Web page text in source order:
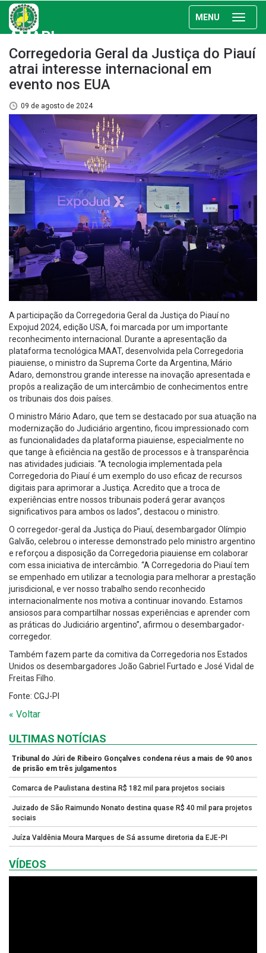
MENU
AMAPI
Corregedoria Geral da Justiça do Piauí
atrai interesse internacional em
evento nos EUA
09 de agosto de 2024
A participação da Corregedoria Geral da Justiça do Piauí no
Expojud 2024, edição USA, foi marcada por um importante
reconhecimento internacional. Durante a apresentação da
plataforma tecnológica MAAT, desenvolvida pela Corregedoria
piauiense, o ministro da Suprema Corte da Argentina, Mário
Adaro, demonstrou grande interesse na inovação apresentada e
propôs a realização de um intercâmbio de conhecimentos entre
os tribunais dos dois países.
O ministro Mário Adaro, que tem se destacado por sua atuação na
modernização do Judiciário argentino, ficou impressionado com
as funcionalidades da plataforma piauiense, especialmente no
que tange à eficiência na gestão de processos e à transparência
nas atividades judiciais. “A tecnologia implementada pela
Corregedoria do Piauí é um exemplo do uso eficaz de recursos
digitais para aprimorar a Justiça. Acredito que a troca de
experiências entre nossos tribunais poderá gerar avanços
significativos para ambos os lados”, destacou o ministro.
O corregedor-geral da Justiça do Piauí, desembargador Olímpio
Galvão, celebrou o interesse demonstrado pelo ministro argentino
e reforçou a disposição da Corregedoria piauiense em colaborar
com essa iniciativa de intercâmbio. “A Corregedoria do Piauí tem
se empenhado em utilizar a tecnologia para melhorar a prestação
jurisdicional, e ver nosso trabalho sendo reconhecido
internacionalmente nos motiva a continuar inovando. Estamos
ansiosos para compartilhar nossas experiências e aprender com
as práticas do Judiciário argentino”, afirmou o desembargador-
corregedor.
Também fazem parte da comitiva da Corregedoria nos Estados
Unidos os desembargadores João Gabriel Furtado e José Vidal de
Freitas Filho.
Fonte: CGJ-PI
« Voltar
ULTIMAS NOTÍCIAS
Tribunal do Júri de Ribeiro Gonçalves condena réus a mais de 90 anos
de prisão em três julgamentos
Comarca de Paulistana destina R$ 182 mil para projetos sociais
Juizado de São Raimundo Nonato destina quase R$ 40 mil para projetos
sociais
Juíza Valdênia Moura Marques de Sá assume diretoria da EJE-PI
VÍDEOS